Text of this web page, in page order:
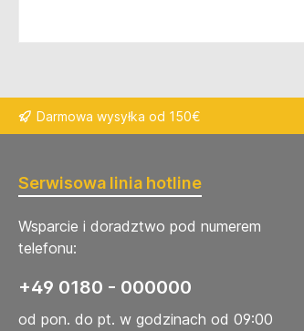
Darmowa wysyłka od 150€
Serwisowa linia hotline
Wsparcie i doradztwo pod numerem
telefonu:
+49 0180 - 000000
od pon. do pt. w godzinach od 09:00